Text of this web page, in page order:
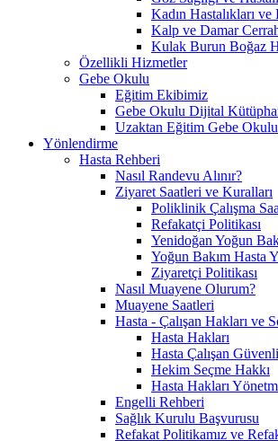
Kadın Hastalıkları
Kalp ve Damar
Kulak Burun Boğaz
Özellikli Hizmetler
Gebe Okulu
Eğitim Ekibimiz
Gebe Okulu Dijital
Uzaktan Eğitim Gebe Okulu
Yönlendirme
Hasta Rehberi
Nasıl Randevu Alınır?
Ziyaret Saatleri ve Kuralları
Poliklinik Çalışma
Refakatçi Politikası
Yenidoğan Yoğun
Yoğun Bakım Hasta
Ziyaretçi Politikası
Nasıl Muayene Olurum?
Muayene Saatleri
Hasta - Çalışan Hakları ve
Hasta Hakları
Hasta Çalışan
Hekim Seçme Hakkı
Hasta Hakları
Engelli Rehberi
Sağlık Kurulu Başvurusu
Refakat Politikamız ve